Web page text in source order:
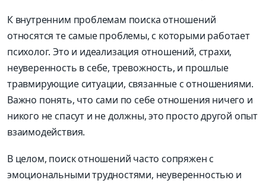
К внутренним проблемам поиска отношений
относятся те самые проблемы, с которыми работает
психолог. Это и идеализация отношений, страхи,
неуверенность в себе, тревожность, и прошлые
травмирующие ситуации, связанные с отношениями.
Важно понять, что сами по себе отношения ничего и
никого не спасут и не должны, это просто другой опыт
взаимодействия.
В целом, поиск отношений часто сопряжен с
эмоциональными трудностями, неуверенностью и